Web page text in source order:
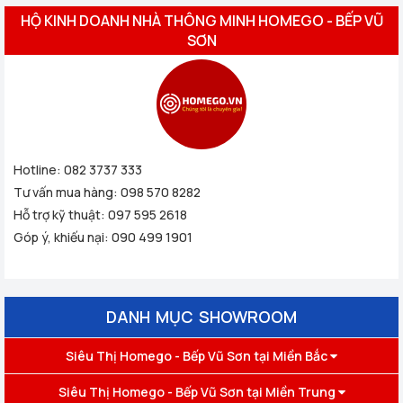
HỘ KINH DOANH NHÀ THÔNG MINH HOMEGO - BẾP VŨ
SƠN
Hotline: 082 3737 333
Tư vấn mua hàng: 098 570 8282
Hỗ trợ kỹ thuật: 097 595 2618
Góp ý, khiếu nại: 090 499 1901
DANH MỤC SHOWROOM
Siêu Thị Homego - Bếp Vũ Sơn tại Miền Bắc
Siêu Thị Homego - Bếp Vũ Sơn tại Miền Trung